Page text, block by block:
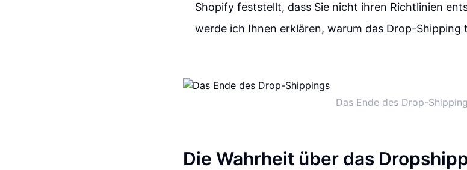
Shopify feststellt, dass Sie nicht ihren Richtlinien
werde ich Ihnen erklären, warum das Drop-Shipping
Das Ende des Drop-
Die Wahrheit über das